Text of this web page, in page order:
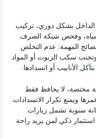
الداخل بشكل دوري، تركيب
وفحص شبكة الصرف
المهمة: عدم التخلص
سكب الزيوت أو المواد
الأنابيب أو انسدادها.
مختصة، لا يحافظ فقط
ويمنع تكرار الانسدادات.
سنوية تشمل زيارات
ذكي لمن يريد راحة